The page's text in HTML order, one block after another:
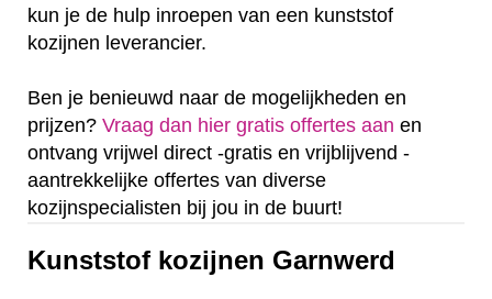
kun je de hulp inroepen van een kunststof
kozijnen leverancier.
Ben je benieuwd naar de mogelijkheden en
prijzen? Vraag dan hier gratis offertes aan en
ontvang vrijwel direct -gratis en vrijblijvend -
aantrekkelijke offertes van diverse
kozijnspecialisten bij jou in de buurt!
Kunststof kozijnen Garnwerd